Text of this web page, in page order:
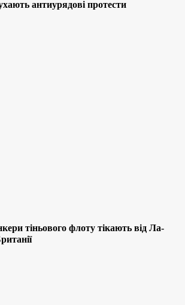
антиурядові протести
тіньового флоту тікають від Ла-